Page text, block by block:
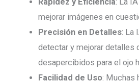
mejorar imágenes en
Precisión en Detalles: La
detectar y mejorar detalles
desapercibidos para el ojo
Facilidad de Uso: Muchas